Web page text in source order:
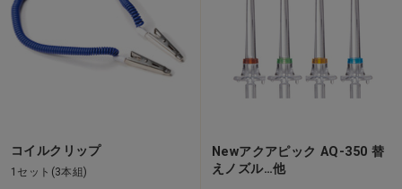
コイルクリップ
1セット(3本組)
Newアクアピック AQ-350 替
えノズル…他